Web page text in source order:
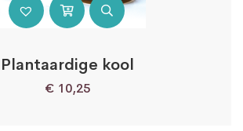
Plantaardige kool
€ 10,25